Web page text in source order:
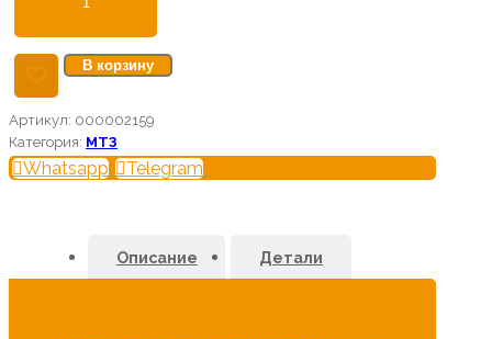
Количество
товара
Бак
радиатора
МТЗ
80/82
нижний
70У-1301075
В корзину
Артикул: 000002159
Категория: МТЗ
Whatsapp Telegram
Описание Детали